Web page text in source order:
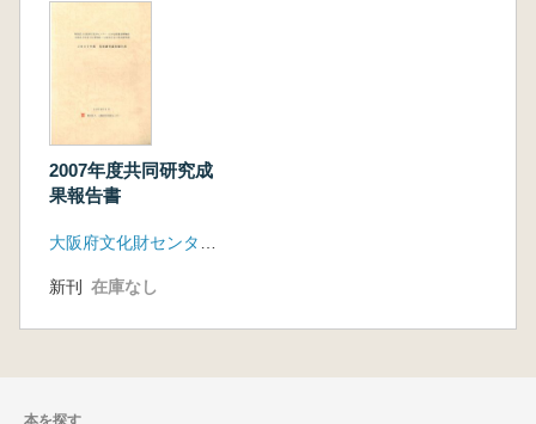
2007年度共同研究成
果報告書
新刊 在庫なし
本を探す